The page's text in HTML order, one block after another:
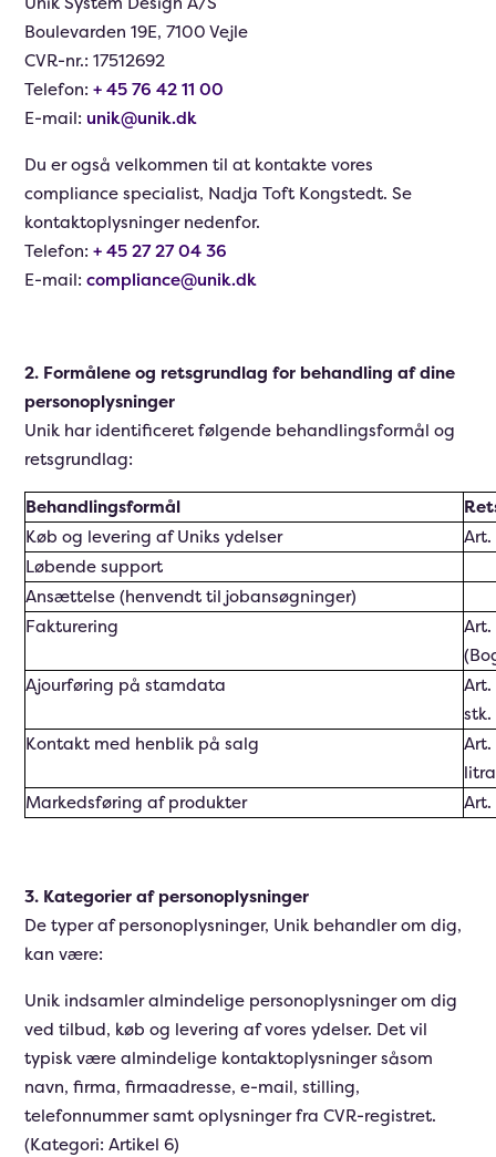
Boulevarden 19E, 7100 Vejle
CVR-nr.: 17512692
Telefon:+ 45 76 42 11 00
E-mail: unik@unik.dk
Du er også velkommen til at kontakte vores
compliance specialist, Nadja Toft Kongstedt. Se
kontaktoplysninger nedenfor.
Telefon:+ 45 27 27 04 36
E-mail:compliance@unik.dk
2. Formålene og retsgrundlag for behandling af dine
personoplysninger
Unik har identificeret følgende behandlingsformål og
retsgrundlag:
Behandlingsformål
Køb og levering af Uniks ydelser
Løbende support
Ansættelse (henvendt til jobansøgninger)
Fakturering
Ajourføring på stamdata
Kontakt med henblik på salg
Markedsføring af produkter
3. Kategorier af personoplysninger
De typer af personoplysninger, Unik behandler om dig,
kan være:
Unik indsamler almindelige personoplysninger om dig
ved tilbud, køb og levering af vores ydelser. Det vil
typisk være almindelige kontaktoplysninger såsom
navn, firma, firmaadresse, e-mail, stilling,
telefonnummer samt oplysninger fra CVR-registret.
(Kategori: Artikel 6)